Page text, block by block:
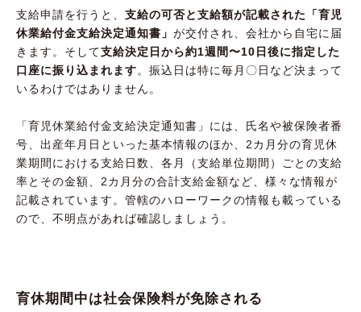
支給申請を行うと、 支給の可否と支給額が記載された「育児
休業給付金支給決定通知書」 が交付され、会社から自宅に届
きます。そして支給決定日から約1週間〜10日後に指定した
口座に振り込まれます。振込日は特に毎月〇日など決まって
いるわけではありません。
「育児休業給付金支給決定通知書」には、氏名や被保険者番
号、出産年月日といった基本情報のほか、2カ月分の育児休
業期間における支給日数、各月（支給単位期間）ごとの支給
率とその金額、2カ月分の合計支給金額など、様々な情報が
記載されています。管轄のハローワークの情報も載っている
ので、不明点があれば確認しましょう。
育休期間中は社会保険料が免除される